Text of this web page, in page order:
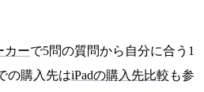
カーで5問の質問から自分に合う1
の購入先はiPadの購入先比較 も参